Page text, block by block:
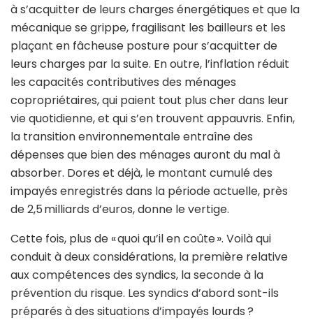
à s’acquitter de leurs charges énergétiques et que la
mécanique se grippe, fragilisant les bailleurs et les
plaçant en fâcheuse posture pour s’acquitter de
leurs charges par la suite. En outre, l’inflation réduit
les capacités contributives des ménages
copropriétaires, qui paient tout plus cher dans leur
vie quotidienne, et qui s’en trouvent appauvris. Enfin,
la transition environnementale entraîne des
dépenses que bien des ménages auront du mal à
absorber. Dores et déjà, le montant cumulé des
impayés enregistrés dans la période actuelle, près
de 2,5 milliards d’euros, donne le vertige.
Cette fois, plus de « quoi qu’il en coûte ». Voilà qui
conduit à deux considérations, la première relative
aux compétences des syndics, la seconde à la
prévention du risque. Les syndics d’abord sont-ils
préparés à des situations d’impayés lourds ?